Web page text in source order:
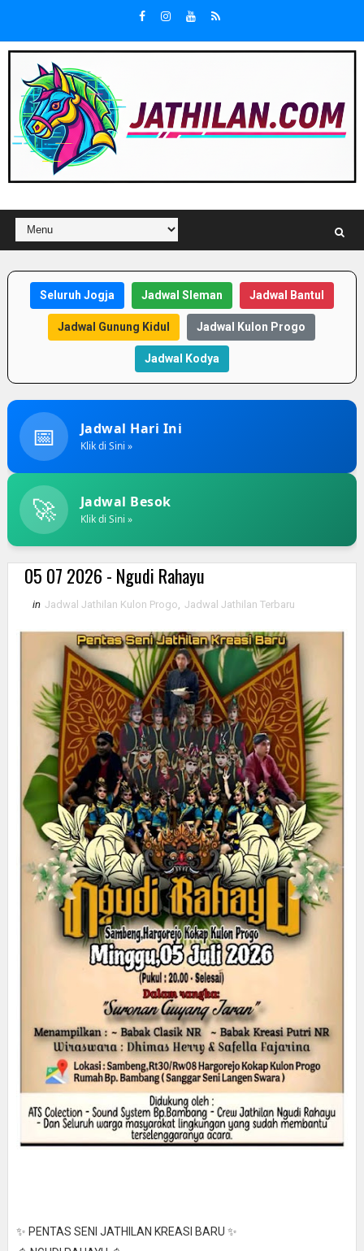
Seluruh Jogja Jadwal Sleman Jadwal Bantul
Jadwal Gunung Kidul Jadwal Kulon Progo
Jadwal Kodya
📅 Jadwal Hari Ini
Klik di Sini »
🚀 Jadwal Besok
Klik di Sini »
05 07 2026 - Ngudi Rahayu
in Jadwal Jathilan Kulon Progo Jadwal Jathilan Terbaru
✨ PENTAS SENI JATHILAN KREASI BARU ✨